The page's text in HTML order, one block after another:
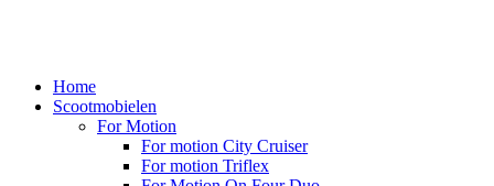
Home
Scootmobielen
For Motion
For motion City Cruiser
For motion Triflex